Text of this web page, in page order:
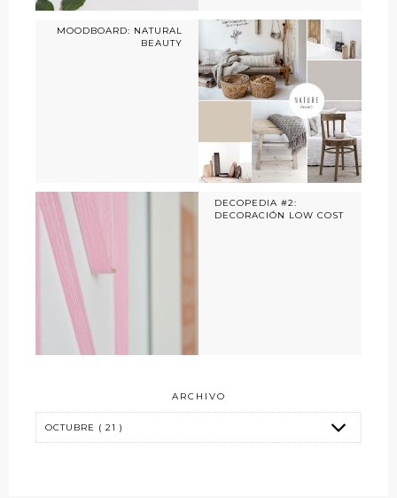
MOODBOARD: NATURAL
BEAUTY
DECOPEDIA #2:
DECORACIÓN LOW COST
ARCHIVO